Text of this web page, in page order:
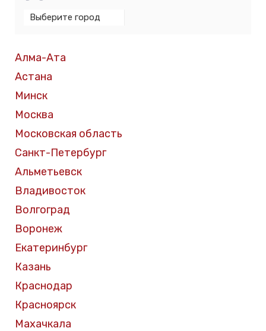
Алма-Ата
Астана
Минск
Москва
Московская область
Санкт-Петербург
Альметьевск
Владивосток
Волгоград
Воронеж
Екатеринбург
Казань
Краснодар
Красноярск
Махачкала